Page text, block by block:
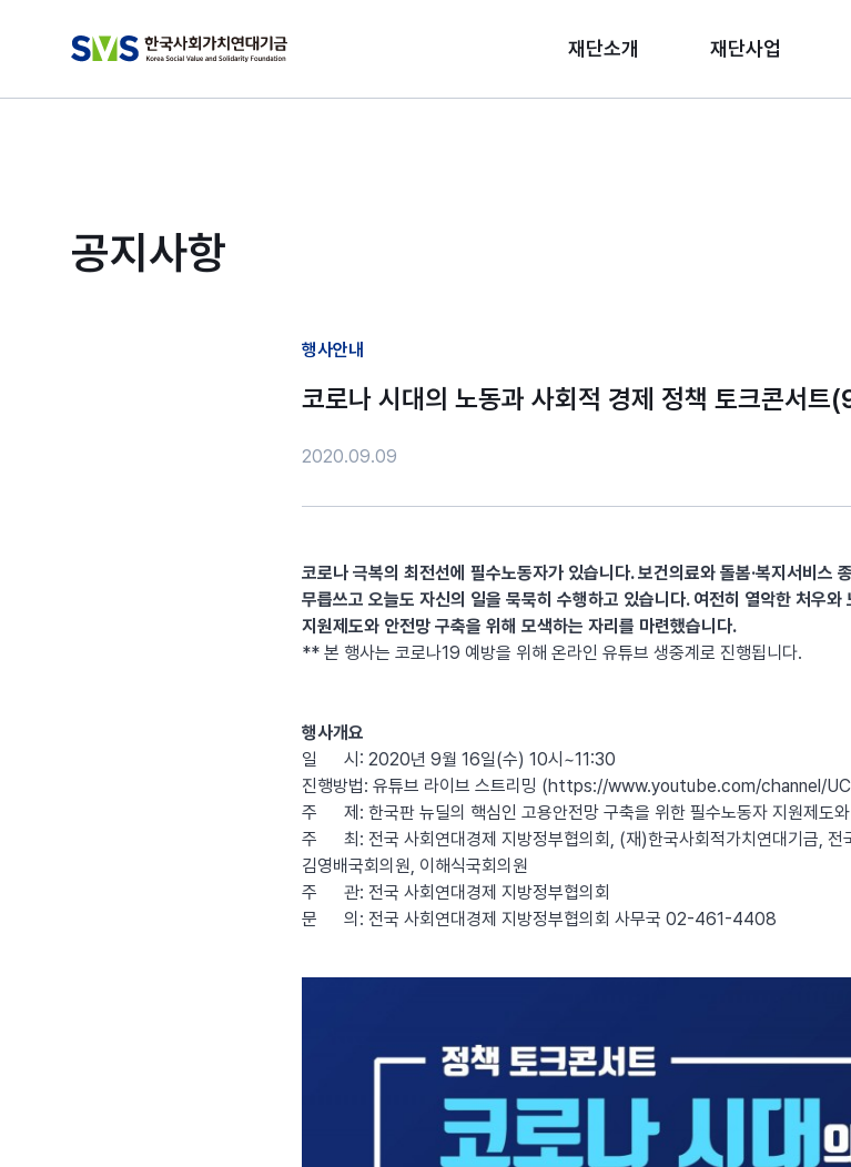
재단소개 재단사업
공지사항
행사안내
코로나 시대의 노동과 사회적 경제 정책 토크콘서트
2020.09.09
코로나 극복의 최전선에 필수노동자가 있습니다. 보건의료와 돌봄·복지서비스
무릅쓰고 오늘도 자신의 일을 묵묵히 수행하고 있습니다. 여전히 열악한 처우
지원제도와 안전망 구축을 위해 모색하는 자리를 마련했습니다.
** 본 행사는 코로나19 예방을 위해 온라인 유튜브 생중계로 진행됩니다.
행사개요
일 시: 2020년 9월 16일(수) 10시~11:30
진행방법: 유튜브 라이브 스트리밍 (https://www.youtube.com/channel/
주 제: 한국판 뉴딜의 핵심인 고용안전망 구축을 위한 필수노동자 지원제도와
주 최: 전국 사회연대경제 지방정부협의회, (재)한국사회적가치연대기금, 전
김영배국회의원, 이해식국회의원
주 관: 전국 사회연대경제 지방정부협의회
문 의: 전국 사회연대경제 지방정부협의회 사무국 02-461-4408